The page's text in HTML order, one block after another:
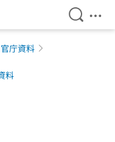
検索を
メ
庁資料
料